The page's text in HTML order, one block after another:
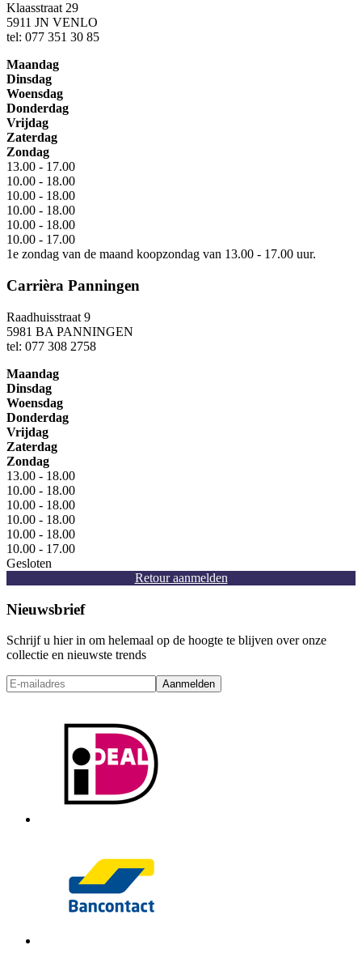
Klaasstraat 29
5911 JN VENLO
tel: 077 351 30 85
Maandag
Dinsdag
Woensdag
Donderdag
Vrijdag
Zaterdag
Zondag
13.00 - 17.00
10.00 - 18.00
10.00 - 18.00
10.00 - 18.00
10.00 - 18.00
10.00 - 17.00
1e zondag van de maand koopzondag van 13.00 - 17.00 uur.
Carrièra Panningen
Raadhuisstraat 9
5981 BA PANNINGEN
tel: 077 308 2758
Maandag
Dinsdag
Woensdag
Donderdag
Vrijdag
Zaterdag
Zondag
13.00 - 18.00
10.00 - 18.00
10.00 - 18.00
10.00 - 18.00
10.00 - 18.00
10.00 - 17.00
Gesloten
Retour aanmelden
Nieuwsbrief
Schrijf u hier in om helemaal op de hoogte te blijven over onze
collectie en nieuwste trends
Aanmelden